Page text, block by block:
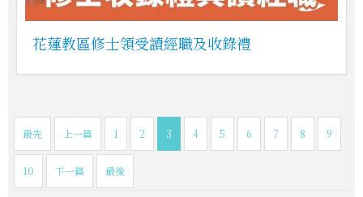
花蓮教區修士領受讀經職及收錄禮
最先 上一篇 1 2 3 4 5 6 7 8 9
10 下一篇 最後